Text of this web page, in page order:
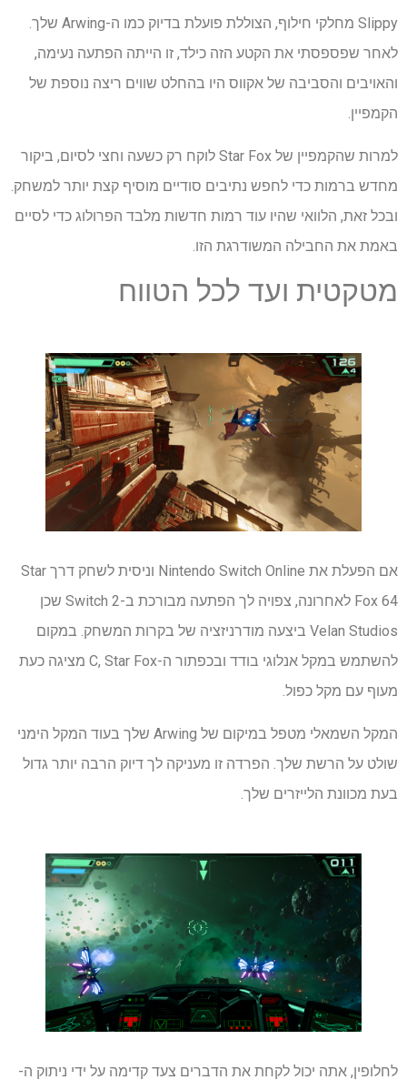
Slippy מחלקי חילוף, הצוללת פועלת בדיוק כמו ה-Arwing שלך.
לאחר שפספסתי את הקטע הזה כילד, זו הייתה הפתעה נעימה,
והאויבים והסביבה של אקווס היו בהחלט שווים ריצה נוספת של
הקמפיין.
למרות שהקמפיין של Star Fox לוקח רק כשעה וחצי לסיום, ביקור
מחדש ברמות כדי לחפש נתיבים סודיים מוסיף קצת יותר למשחק.
ובכל זאת, הלוואי שהיו עוד רמות חדשות מלבד הפרולוג כדי לסיים
באמת את החבילה המשודרגת הזו.
מטקטית ועד לכל הטווח
אם הפעלת את Nintendo Switch Online וניסית לשחק דרך Star
Fox 64 לאחרונה, צפויה לך הפתעה מבורכת ב-Switch 2 שכן
Velan Studios ביצעה מודרניזציה של בקרות המשחק. במקום
להשתמש במקל אנלוגי בודד ובכפתור ה-C, Star Fox מציגה כעת
מעוף עם מקל כפול.
המקל השמאלי מטפל במיקום של Arwing שלך בעוד המקל הימני
שולט על הרשת שלך. הפרדה זו מעניקה לך דיוק הרבה יותר גדול
בעת מכוונת הלייזרים שלך.
לחלופין, אתה יכול לקחת את הדברים צעד קדימה על ידי ניתוק ה-